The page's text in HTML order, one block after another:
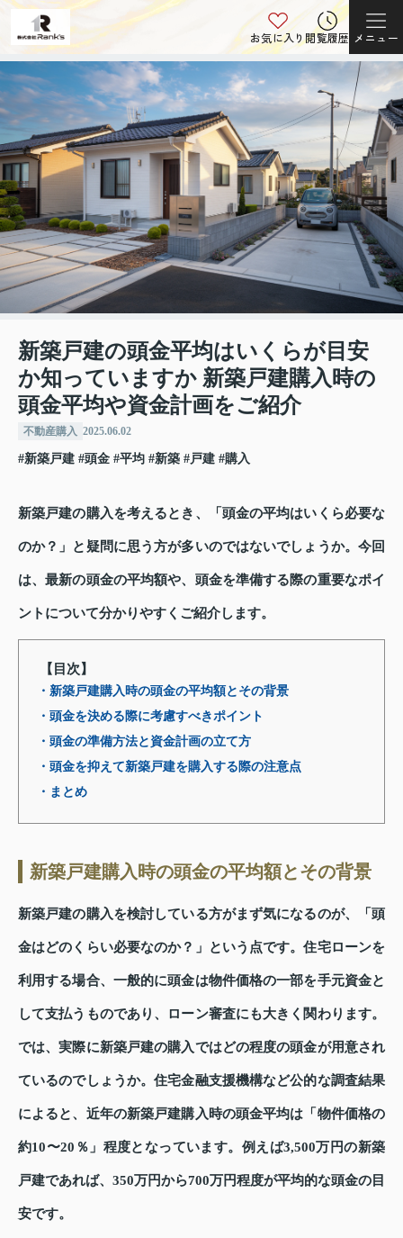
お気に入り閲覧履歴 メニュー
新築戸建の頭金平均はいくらが目安
か知っていますか 新築戸建購入時の
頭金平均や資金計画をご紹介
不動産購入 2025.06.02
#新築戸建 #頭金 #平均 #新築 #戸建 #購入
新築戸建の購入を考えるとき、「頭金の平均はいくら必要な
のか？」と疑問に思う方が多いのではないでしょうか。今回
は、最新の頭金の平均額や、頭金を準備する際の重要なポイ
ントについて分かりやすくご紹介します。
【目次】
・新築戸建購入時の頭金の平均額とその背景
・頭金を決める際に考慮すべきポイント
・頭金の準備方法と資金計画の立て方
・頭金を抑えて新築戸建を購入する際の注意点
・まとめ
新築戸建購入時の頭金の平均額とその背景
新築戸建の購入を検討している方がまず気になるのが、「頭
金はどのくらい必要なのか？」という点です。住宅ローンを
利用する場合、一般的に頭金は物件価格の一部を手元資金と
して支払うものであり、ローン審査にも大きく関わります。
では、実際に新築戸建の購入ではどの程度の頭金が用意され
ているのでしょうか。住宅金融支援機構など公的な調査結果
によると、近年の新築戸建購入時の頭金平均は「物件価格の
約10〜20％」程度となっています。例えば3,500万円の新築
戸建であれば、350万円から700万円程度が平均的な頭金の目
安です。